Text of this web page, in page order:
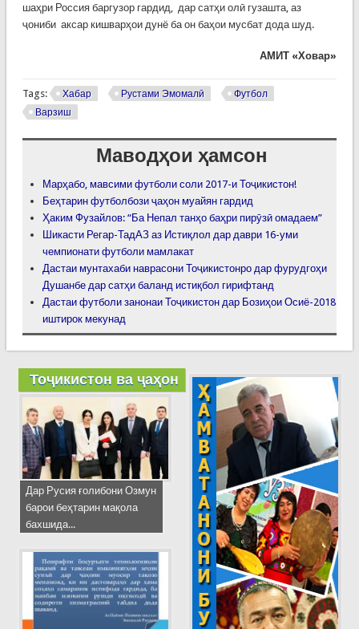
шаҳри Россия баргузор гардид, дар сатҳи олӣ гузашта, аз
ҷониби аксар кишварҳои дунё ба он баҳои мусбат дода шуд.
АМИТ «Ховар»
Tags: Хабар Рустами Эмомалӣ
Футбол
Варзиш
Маводҳои ҳамсон
Марҳабо, мавсими футболи соли 2017-и Тоҷикистон!
Беҳтарин футболбози ҷаҳон муайян гардид
Ҳаким Фузайлов: “Ба Непал танҳо баҳри пирӯзӣ омадаем”
Шикасти Регар-ТадАЗ аз Истиқлол дар даври 16-уми
чемпионати футболи мамлакат
Дастаи мунтахаби наврасони Тоҷикистонро дар фурудгоҳи
Душанбе дар сатҳи баланд истиқбол гирифтанд
Дастаи футболи занонаи Тоҷикистон дар Бозиҳои Осиё-2018
иштирок мекунад
Тоҷикистон ва ҷаҳон
Дар Русия ғолибони Озмун
барои беҳтарин мақола
бахшида...